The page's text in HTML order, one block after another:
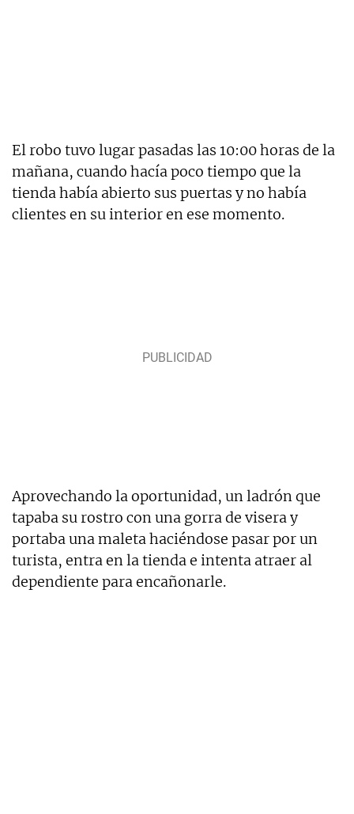
El robo tuvo lugar pasadas las 10:00 horas de la
mañana, cuando hacía poco tiempo que la
tienda había abierto sus puertas y no había
clientes en su interior en ese momento.
Aprovechando la oportunidad, un ladrón que
tapaba su rostro con una gorra de visera y
portaba una maleta haciéndose pasar por un
turista, entra en la tienda e intenta atraer al
dependiente para encañonarle.